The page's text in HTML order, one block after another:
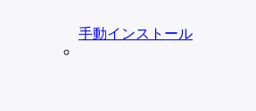
手動インストール